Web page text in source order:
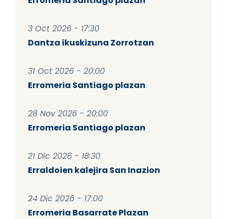
3 Oct 2026 - 17:30
Dantza ikuskizuna Zorrotzan
31 Oct 2026 - 20:00
Erromeria Santiago plazan
28 Nov 2026 - 20:00
Erromeria Santiago plazan
21 Dic 2026 - 18:30
Erraldoien kalejira San Inazion
24 Dic 2026 - 17:00
Erromeria Basarrate Plazan